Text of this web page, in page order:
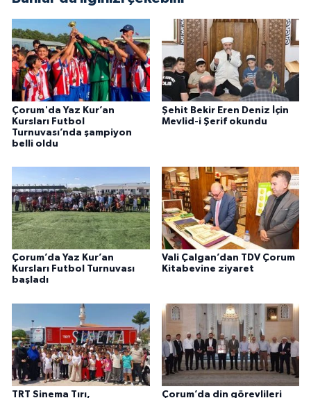
Çorum'da Yaz Kur’an
Kursları Futbol
Turnuvası’nda şampiyon
belli oldu
Şehit Bekir Eren Deniz İçin
Mevlid-i Şerif okundu
Çorum’da Yaz Kur’an
Kursları Futbol Turnuvası
başladı
Vali Çalgan’dan TDV Çorum
Kitabevine ziyaret
TRT Sinema Tırı, Çorum’da din görevlileri
Gaziantep Müftülüğü
Giresun Müftülüğü
Gümüşhane Müftülüğü
Hakkari Müftülüğü
Hatay Müftülüğü
Iğdır Müftülüğü
Isparta Müftülüğü
İstanbul Müftülüğü
İzmir Müftülüğü
Kahramanmaraş Müftülüğü
Karabük Müftülüğü